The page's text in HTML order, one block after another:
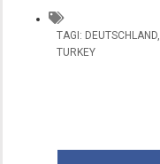
TAGI: DEUTSCHLAND,
TURKEY